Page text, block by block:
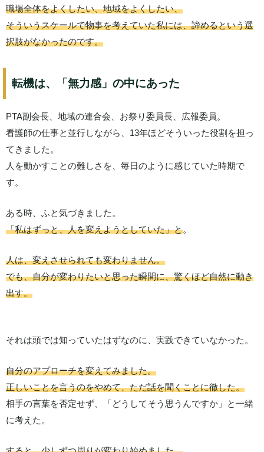
職場全体をよくしたい、地域をよくしたい、
そういうスケールで物事を考えていた私には、諦めるという選
択肢がなかったのです。
転機は、「無力感」の中にあった
PTA副会長、地域の連合会、お祭り委員長、広報委員。
看護師の仕事と並行しながら、13年ほどそういった役割を担っ
てきました。
人を動かすことの難しさを、毎日のように感じていた時期で
す。
ある時、ふと気づきました。
「私はずっと、人を変えようとしていた」と。
人は、変えさせられても変わりません。
でも、自分が変わりたいと思った瞬間に、驚くほど自然に動き
出す。
それは頭では知っていたはずなのに、実践できていなかった。
自分のアプローチを変えてみました。
正しいことを言うのをやめて、ただ話を聞くことに徹した。
相手の言葉を否定せず、「どうしてそう思うんですか」と一緒
に考えた。